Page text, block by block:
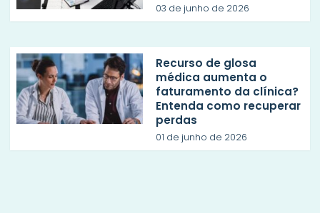
03 de junho de 2026
Recurso de glosa
médica aumenta o
faturamento da clínica?
Entenda como recuperar
perdas
01 de junho de 2026